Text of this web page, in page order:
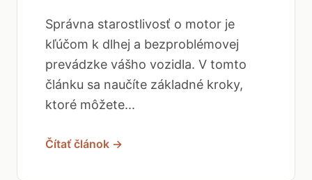
Správna starostlivosť o motor je
kľúčom k dlhej a bezproblémovej
prevádzke vášho vozidla. V tomto
článku sa naučíte základné kroky,
ktoré môžete...
Čítať článok →